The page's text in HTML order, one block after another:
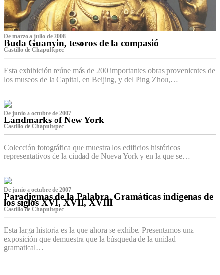
De marzo a julio de 2008
Buda Guanyin, tesoros de la compasió
Castillo de Chapultepec
Esta exhibición reúne más de 200 importantes obras provenientes de
los museos de la Capital, en Beijing, y del Ping Zhou,…
De junio a octubre de 2007
Landmarks of New York
Castillo de Chapultepec
Colección fotográfica que muestra los edificios históricos
representativos de la ciudad de Nueva York y en la que se…
De junio a octubre de 2007
Paradigmas de la Palabra. Gramáticas indígenas de
los siglos XVI, XVII, XVIII
Castillo de Chapultepec
Esta larga historia es la que ahora se exhibe. Presentamos una
exposición que demuestra que la búsqueda de la unidad
gramatical…